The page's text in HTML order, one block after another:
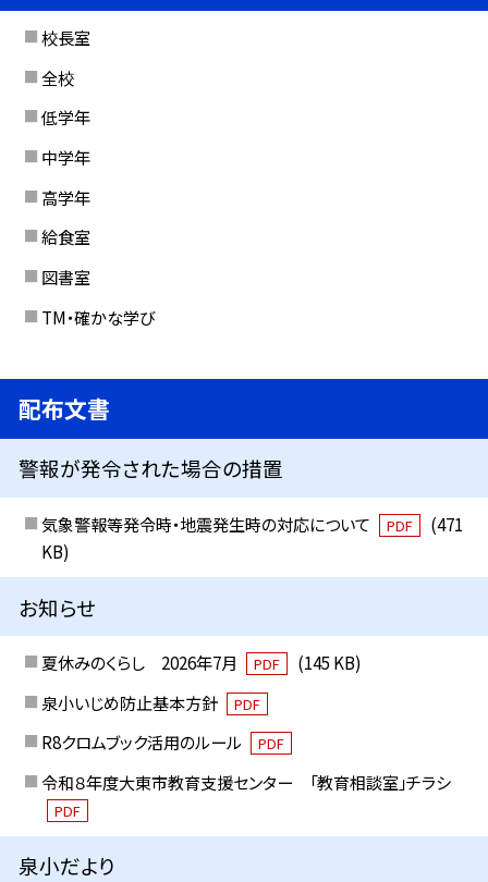
校長室
全校
低学年
中学年
高学年
給食室
図書室
TM・確かな学び
配布文書
警報が発令された場合の措置
気象警報等発令時・地震発生時の対応について PDF
(471
KB)
お知らせ
夏休みのくらし 2026年7月 PDF
(145 KB)
泉小いじめ防止基本方針
PDF
R8クロムブック活用のルール PDF
令和８年度大東市教育支援センター 「教育相談室」チラシ
PDF
泉小だより